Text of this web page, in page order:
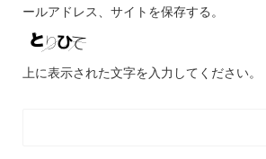
ールアドレス、サイトを保存する。
上に表示された文字を入力してください。